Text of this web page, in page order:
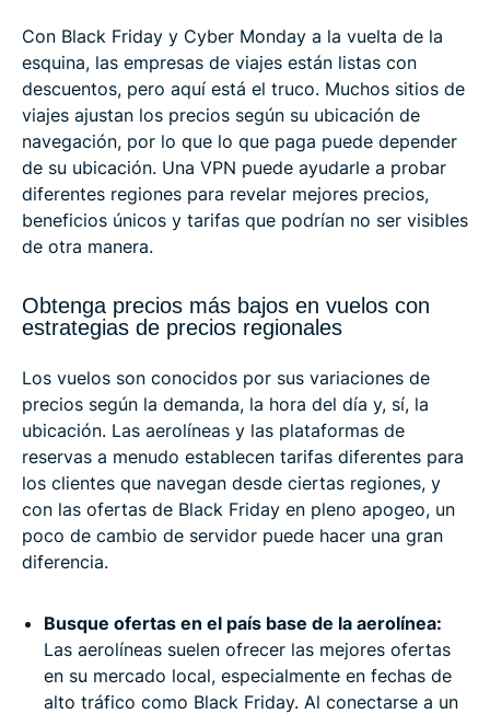
Con Black Friday y Cyber Monday a la vuelta de la
esquina, las empresas de viajes están listas con
descuentos, pero aquí está el truco. Muchos sitios de
viajes ajustan los precios según su ubicación de
navegación, por lo que lo que paga puede depender
de su ubicación. Una VPN puede ayudarle a probar
diferentes regiones para revelar mejores precios,
beneficios únicos y tarifas que podrían no ser visibles
de otra manera.
Obtenga precios más bajos en vuelos con
estrategias de precios regionales
Los vuelos son conocidos por sus variaciones de
precios según la demanda, la hora del día y, sí, la
ubicación. Las aerolíneas y las plataformas de
reservas a menudo establecen tarifas diferentes para
los clientes que navegan desde ciertas regiones, y
con las ofertas de Black Friday en pleno apogeo, un
poco de cambio de servidor puede hacer una gran
diferencia.
Busque ofertas en el país base de la aerolínea:
Las aerolíneas suelen ofrecer las mejores ofertas
en su mercado local, especialmente en fechas de
alto tráfico como Black Friday. Al conectarse a un